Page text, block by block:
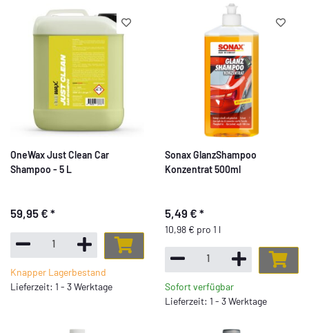
OneWax Just Clean Car
Shampoo - 5 L
59,95 € *
Knapper Lagerbestand
Lieferzeit: 1 - 3 Werktage
Sonax GlanzShampoo
Konzentrat 500ml
5,49 € *
10,98 € pro 1 l
Sofort verfügbar
Lieferzeit: 1 - 3 Werktage